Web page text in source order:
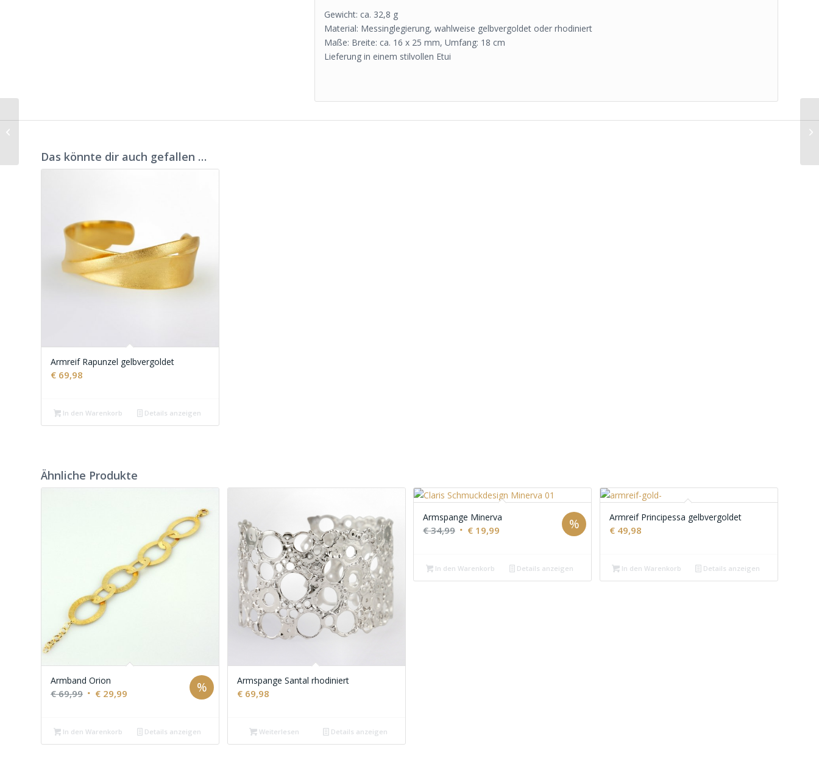
Gewicht: ca. 32,8 g
Material: Messinglegierung, wahlweise gelbvergoldet oder rhodiniert
Maße: Breite: ca. 16 x 25 mm, Umfang: 18 cm
Lieferung in einem stilvollen Etui
Das könnte dir auch gefallen …
Armreif Rapunzel gelbvergoldet
€ 69,98
In den Warenkorb Details anzeigen
Ähnliche Produkte
Armband Orion
€69,99 Ursprünglicher
€ 69,99
€ 29,99
€ 29,99.
%
In den Warenkorb Details anzeigen
Armspange Santal rhodiniert
€69,98
Weiterlesen Details anzeigen
Armspange Minerva
€34,99 Ursprünglicher
€ 34,99
€ 19,99
€ 19,99.
%
In den Warenkorb Details anzeigen
Armreif Principessa gelbvergoldet
€49,98
In den Warenkorb Details anzeigen